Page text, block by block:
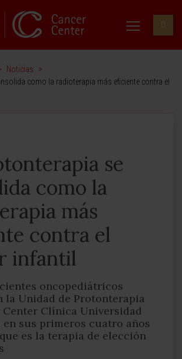
Noticias
>
como la radioterapia más eficiente contra el
se
como la
más
contra el
infantil
oncopediátricos
la Unidad de Protonterapia
Center Clínica Universidad
en sus primeros cuatro años
es la terapia de elección